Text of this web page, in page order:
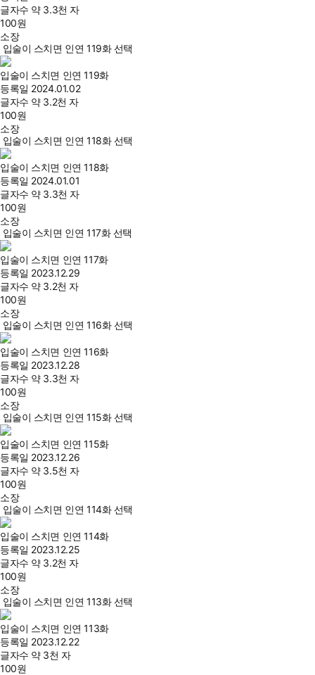
글자수 약 3.3천 자
100원
소장
입술이 스치면 인연 119화 선택
입술이 스치면 인연 119화
등록일 2024.01.02
글자수 약 3.2천 자
100원
소장
입술이 스치면 인연 118화 선택
입술이 스치면 인연 118화
등록일 2024.01.01
글자수 약 3.3천 자
100원
소장
입술이 스치면 인연 117화 선택
입술이 스치면 인연 117화
등록일 2023.12.29
글자수 약 3.2천 자
100원
소장
입술이 스치면 인연 116화 선택
입술이 스치면 인연 116화
등록일 2023.12.28
글자수 약 3.3천 자
100원
소장
입술이 스치면 인연 115화 선택
입술이 스치면 인연 115화
등록일 2023.12.26
글자수 약 3.5천 자
100원
소장
입술이 스치면 인연 114화 선택
입술이 스치면 인연 114화
등록일 2023.12.25
글자수 약 3.2천 자
100원
소장
입술이 스치면 인연 113화 선택
입술이 스치면 인연 113화
등록일 2023.12.22
글자수 약 3천 자
100원